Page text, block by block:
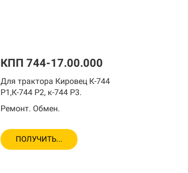
КПП 744-17.00.000
Для трактора Кировец К-744
Р1,К-744 Р2, к-744 Р3.
Ремонт. Обмен.
ПОЛУЧИТЬ...